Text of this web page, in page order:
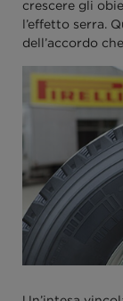
crescere gli
l’effetto serra.
dell’accordo